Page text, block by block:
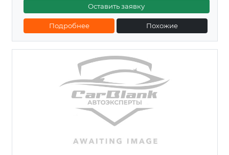
Оставить заявку
Подробнее Похожие